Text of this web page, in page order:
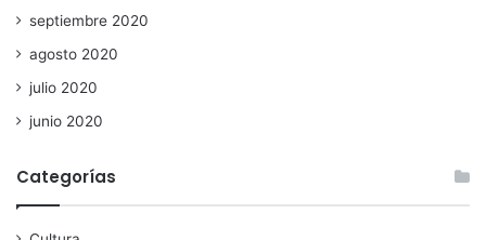
septiembre 2020
agosto 2020
julio 2020
junio 2020
Categorías